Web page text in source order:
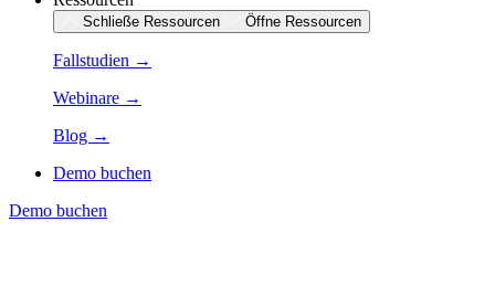
Schließe Ressourcen Öffne Ressourcen
Fallstudien →
Webinare →
Blog →
Demo buchen
Demo buchen